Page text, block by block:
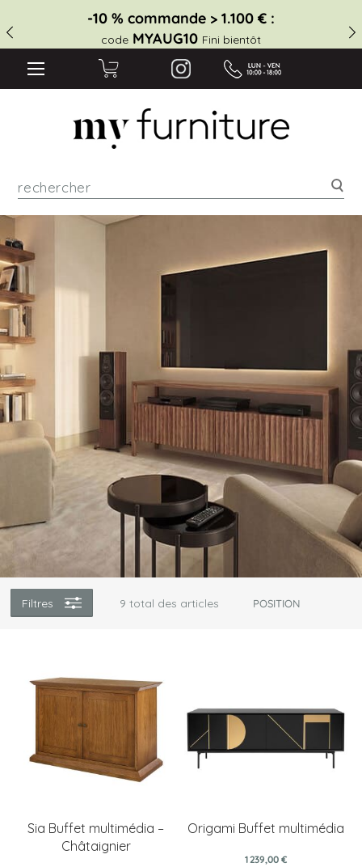
-10 % commande > 1.100 € :
code MYAUG10 Fini bientôt
Filtres 9 total des articles
Sia Buffet multimédia –
Châtaignier
Origami Buffet multimédia
1 239,00 €